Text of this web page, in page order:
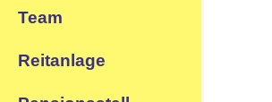
Team
Reitanlage